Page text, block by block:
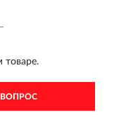
товаре.
ВОПРОС